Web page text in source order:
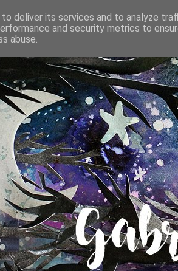
deliver its services and to analyze
and security metrics to
abuse.